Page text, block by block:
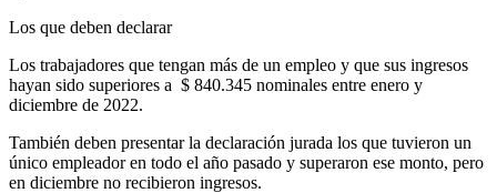
Los que deben declarar
Los trabajadores que tengan más de un empleo y que sus ingresos
hayan sido superiores a $ 840.345 nominales entre enero y
diciembre de 2022.
También deben presentar la declaración jurada los que tuvieron un
único empleador en todo el año pasado y superaron ese monto, pero
en diciembre no recibieron ingresos.